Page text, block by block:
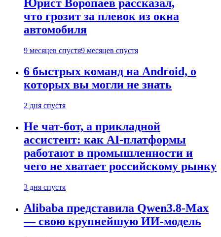
Юрист Воропаев рассказал,
что грозит за плевок из окна
автомобиля
9 месяцев спустя9 месяцев спустя
6 быстрых команд на Android, о
которых вы могли не знать
2 дня спустя
Не чат-бот, а прикладной
ассистент: как AI-платформы
работают в промышленности и
чего не хватает российскому рынку
3 дня спустя
Alibaba представила Qwen3.8-Max
— свою крупнейшую ИИ-модель